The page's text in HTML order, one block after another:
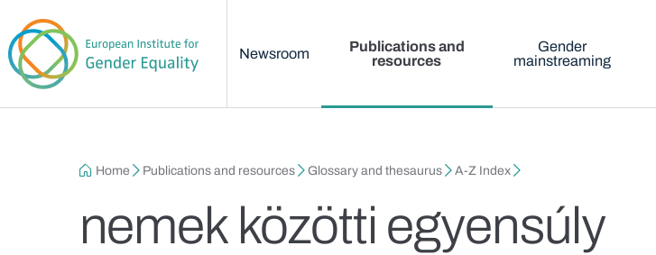
Newsroom
Publications and
resources
Gender
mainstreaming
Breadcrumb
Home Publications and resources Glossary and thesaurus A-Z Index
nemek közötti egyensúly